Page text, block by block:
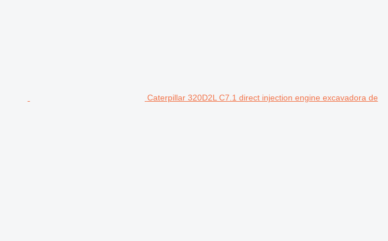
Caterpillar 320D2L C7.1 direct injection engine excavadora de